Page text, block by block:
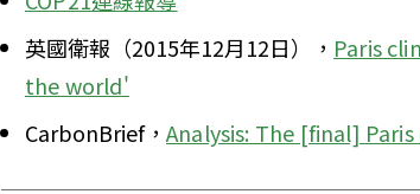
英國衛報（2015年12月12日）， Paris
the world'
CarbonBrief，Analysis: The [final]